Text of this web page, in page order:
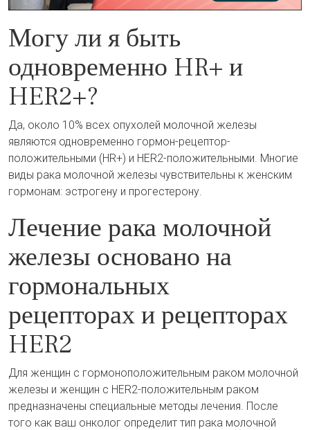
Могу ли я быть
одновременно HR+ и
HER2+?
Да, около 10% всех опухолей молочной железы
являются одновременно гормон-рецептор-
положительными (HR+) и HER2-положительными. Многие
виды рака молочной железы чувствительны к женским
гормонам: эстрогену и прогестерону.
Лечение рака молочной
железы основано на
гормональных
рецепторах и рецепторах
HER2
Для женщин с гормоноположительным раком молочной
железы и женщин с HER2-положительным раком
предназначены специальные методы лечения. После
того как ваш онколог определит тип рака молочной